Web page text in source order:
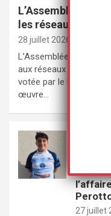
L’Assemblée
les réseaux sociaux
28 juillet 2026
L’Assemblée
aux réseaux sociaux
votée par le Parlement
œuvre…
La
la
27 juillet